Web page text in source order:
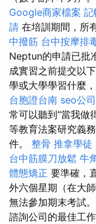
Google商家檔案 記
請 在培訓期間，所
中撥筋 台中按摩排
Neptun的申請已批
成實習之前提交以
學或大學學習什麼
台胞證台南 seo公司
常可以聽到“當我做
等教育法案研究義
件。 整骨 推拿學徒
台中筋膜刀放鬆 牛
體態矯正 要準確，
外六個星期（在大
無法參加期末考試
諮詢公司的最佳工